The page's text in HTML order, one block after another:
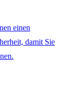
einen
damit Sie